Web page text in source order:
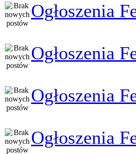
Ogłoszenia
Ogłoszenia
Ogłoszenia
Ogłoszenia